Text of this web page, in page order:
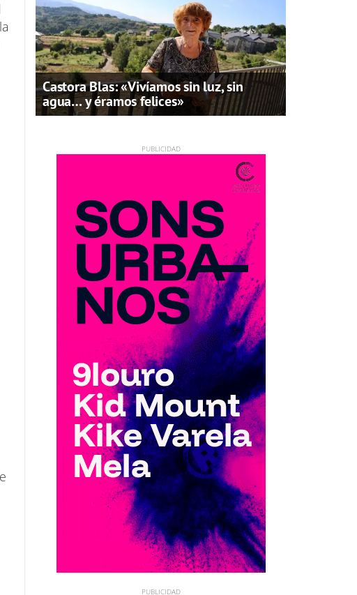
la
Castora Blas: «Vivíamos sin luz, sin
agua… y éramos felices»